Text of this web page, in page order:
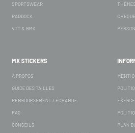
SPORTSWEAR
PADDOCK
VTT & BMX
THÈMES
MX STICKERS
À PROPOS
GUIDE DES TAILLES
REMBOURSEMENT / ÉCHANGE
FAQ
CONSEILS PLAN